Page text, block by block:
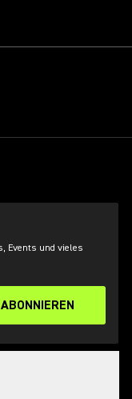
Events und vieles